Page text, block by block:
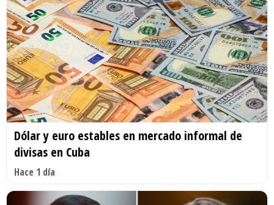
Dólar y euro estables en mercado informal de
divisas en Cuba
Hace 1 día